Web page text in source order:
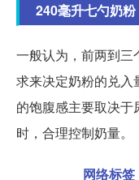
240毫升七勺奶
一般认为，前两到三
求来决定奶粉的兑
的饱腹感主要取决
时，合理控制奶量。
网络标签